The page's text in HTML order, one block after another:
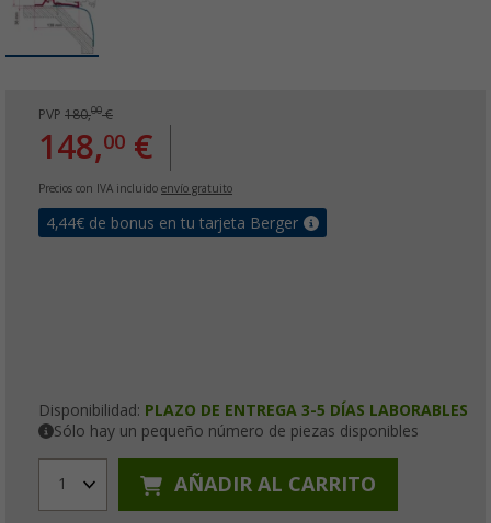
PVP 180,00€
148,00 €
Precios con IVA incluido envío gratuito
4,44€ de bonus en tu tarjeta Berger
Disponibilidad: PLAZO DE ENTREGA 3-5 DÍAS LABORABLES
Sólo hay un pequeño número de piezas disponibles
1 AÑADIR AL CARRITO